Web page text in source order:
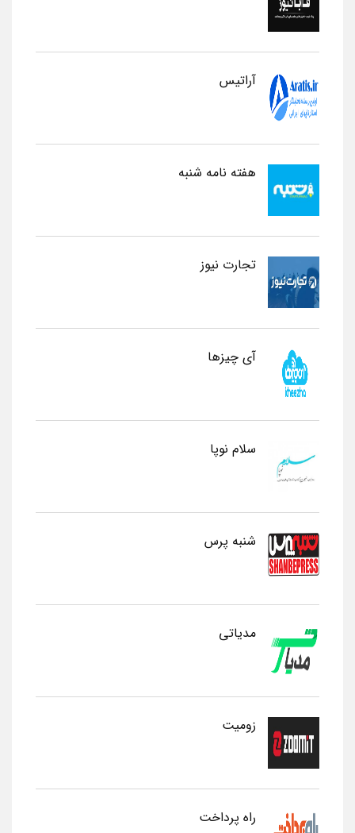
آراتیس
هفته نامه شنبه
تجارت نیوز
آی چیزها
سلام نوپا
شنبه پرس
مدیاتی
زومیت
راه پرداخت